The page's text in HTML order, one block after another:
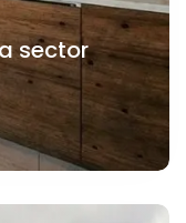
sector